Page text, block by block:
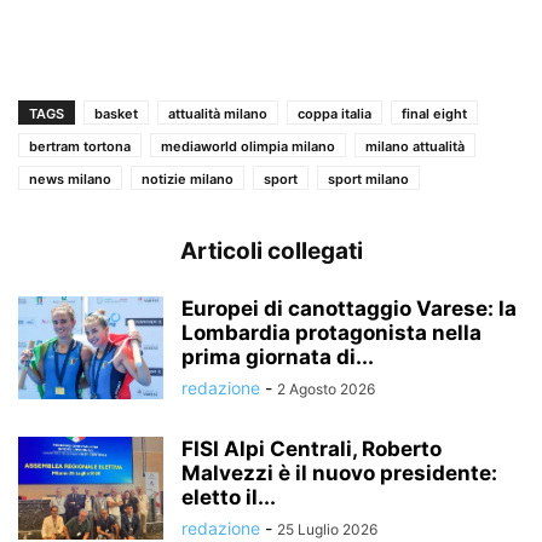
TAGS basket attualità milano coppa italia
final eight
bertram tortona
mediaworld olimpia milano
milano attualità
news milano
notizie milano sport sport milano
Articoli collegati
Europei di canottaggio Varese: la
Lombardia protagonista nella
prima giornata di...
redazione - 2 Agosto 2026
FISI Alpi Centrali, Roberto
Malvezzi è il nuovo presidente:
eletto il...
redazione - 25 Luglio 2026